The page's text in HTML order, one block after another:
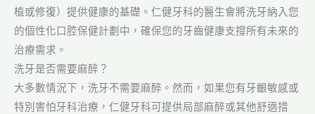
植或修復）提供健康的基礎。仁健牙科的醫生會將洗牙納入您
的個性化口腔保健計劃中，確保您的牙齒健康支撐所有未來的
治療需求。
洗牙是否需要麻醉？
大多數情況下，洗牙不需要麻醉。然而，如果您有牙齦敏感或
特別害怕牙科治療，仁健牙科可提供局部麻醉或其他舒適措